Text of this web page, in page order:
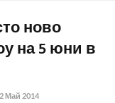
ново
на 5 юни в
Май 2014